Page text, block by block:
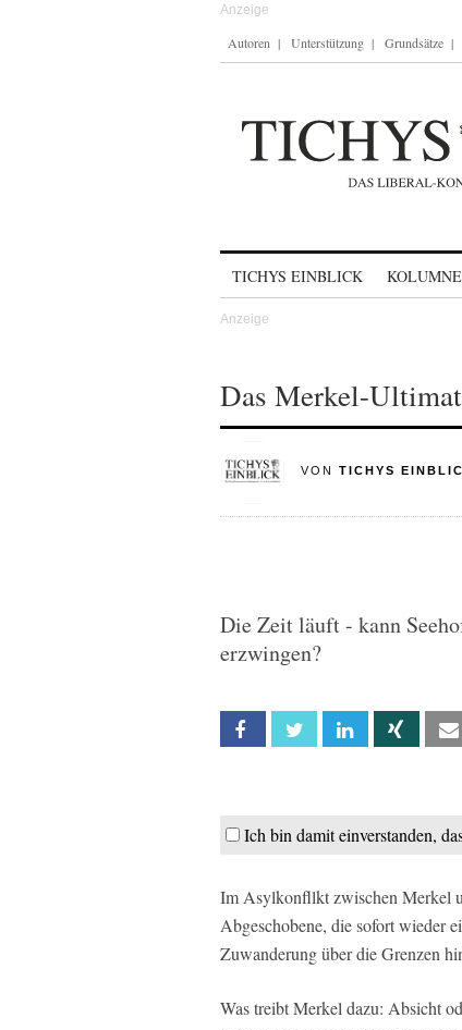
Autoren Unterstützung Grundsätze
TICHYS EINBLICK
Das Merkel-
VON TICHYS
Die Zeit läuft - kann
erzwingen?
Facebook Twitter Linkedin Xing
Ich bin damit einverstanden,
Im Asylkonfllkt zwischen Merkel
Abgeschobene, die sofort wieder
Zuwanderung über die Grenzen
Was treibt Merkel dazu: Absicht